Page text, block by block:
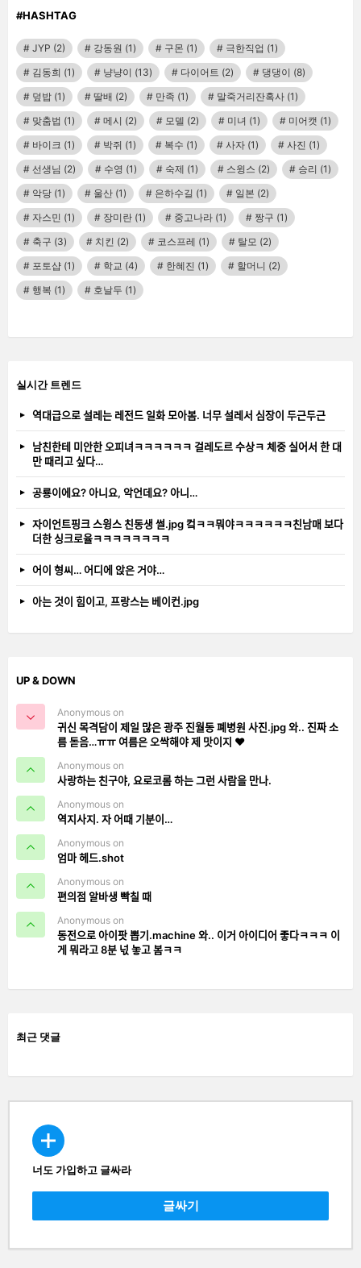
#HASHTAG
JYP (2) 강동원 (1) 구몬 (1) 극한직업 (1)
김동희 (1) 냥냥이 (13) 다이어트 (2) 댕댕이 (8)
덮밥 (1) 딸배 (2) 만족 (1) 말죽거리잔혹사 (1)
맞춤법 (1) 메시 (2) 모델 (2) 미녀 (1) 미어캣 (1)
바이크 (1) 박쥐 (1) 복수 (1) 사자 (1) 사진 (1)
선생님 (2) 수영 (1) 숙제 (1) 스윙스 (2) 승리 (1)
악당 (1) 울산 (1) 은하수길 (1) 일본 (2)
자스민 (1) 장미란 (1) 중고나라 (1) 짱구 (1)
축구 (3) 치킨 (2) 코스프레 (1) 탈모 (2)
포토샵 (1) 학교 (4) 한혜진 (1) 할머니 (2)
행복 (1) 호날두 (1)
실시간 트렌드
역대급으로 설레는 레전드 일화 모아봄. 너무 설레서 심장이 두근두근
남친한테 미안한 오피녀ㅋㅋㅋㅋㅋㅋ 걸레도르 수상ㅋ 체중 실어서 한 대
만 때리고 싶다…
공룡이에요? 아니요, 악언데요? 아니…
자이언트핑크 스윙스 친동생 썰.jpg 컼ㅋㅋ뭐야ㅋㅋㅋㅋㅋㅋ친남매 보다
더한 싱크로율ㅋㅋㅋㅋㅋㅋㅋㅋ
어이 형씨… 어디에 앉은 거야…
아는 것이 힘이고, 프랑스는 베이컨.jpg
UP & DOWN
Anonymous on
귀신 목격담이 제일 많은 광주 진월동 폐병원 사진.jpg 와.. 진짜 소
름 돋음…ㅠㅠ 여름은 오싹해야 제 맛이지 ❤️
Anonymous on
사랑하는 친구야, 요로코롬 하는 그런 사람을 만나.
Anonymous on
역지사지. 자 어때 기분이…
Anonymous on
엄마 헤드.shot
Anonymous on
편의점 알바생 빡칠 때
Anonymous on
동전으로 아이팟 뽑기.machine 와.. 이거 아이디어 좋다ㅋㅋㅋ 이
게 뭐라고 8분 넋 놓고 봄ㅋㅋ
최근 댓글
CREATE
너도 가입하고 글싸라
글싸기